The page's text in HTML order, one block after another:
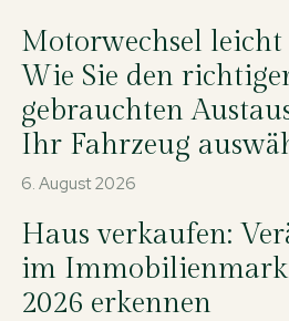
Motorwechsel leicht
Wie Sie den
gebrauchten
Ihr Fahrzeug
6. August 2026
Haus verkaufen:
im
2026 erkennen